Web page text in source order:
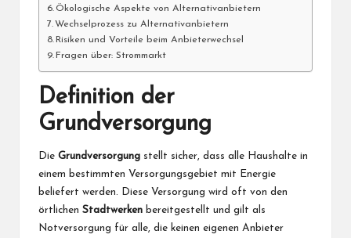
Ökologische Aspekte von Alternativanbietern
Wechselprozess zu Alternativanbietern
Risiken und Vorteile beim Anbieterwechsel
Fragen über: Strommarkt
Definition der
Grundversorgung
Die Grundversorgung stellt sicher, dass alle Haushalte in
einem bestimmten Versorgungsgebiet mit Energie
beliefert werden. Diese Versorgung wird oft von den
örtlichen Stadtwerken bereitgestellt und gilt als
Notversorgung für alle, die keinen eigenen Anbieter